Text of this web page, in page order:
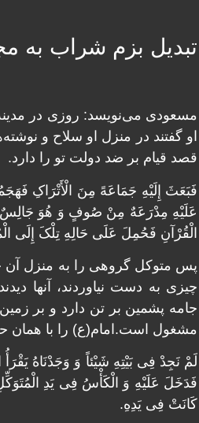
تبدیل بزم شراب به
مسعودی می‌نویسد: روزی در
او گفتند در منزل او سلاح و
قصد قیام بر ضد دولت تو را دارد.
فَبَعَثَ إِلَیْهِ جَمَاعَهً مِنَ الْأَتْرَاکِ
عَلَیْهِ مِدْرَعَهٌ مِنْ صُوفٍ وَ هُوَ جَالِسٌ
الْقُرْآنِ فَحُمِلَ عَلَى حَالِهِ تِلْکَ إِلَى
پس متوکل گروهى را به منزل آن
چیزى به دست نیاوردند، آنها
جامه پشمین بر تن دارد و بر
مشغول است.امام(ع) را با همان
لَمْ نَجِدْ فِی بَیْتِهِ شَیْئاً وَ وَجَدْنَاهُ
فَدَخَلَ عَلَیْهِ وَ الْکَأْسُ فِی یَدِ
کَانَتْ فِی یَدِهِ.